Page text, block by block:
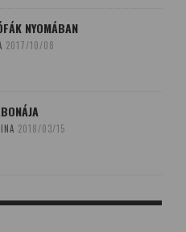
NYOMÁBAN
2017/10/08
2018/03/15